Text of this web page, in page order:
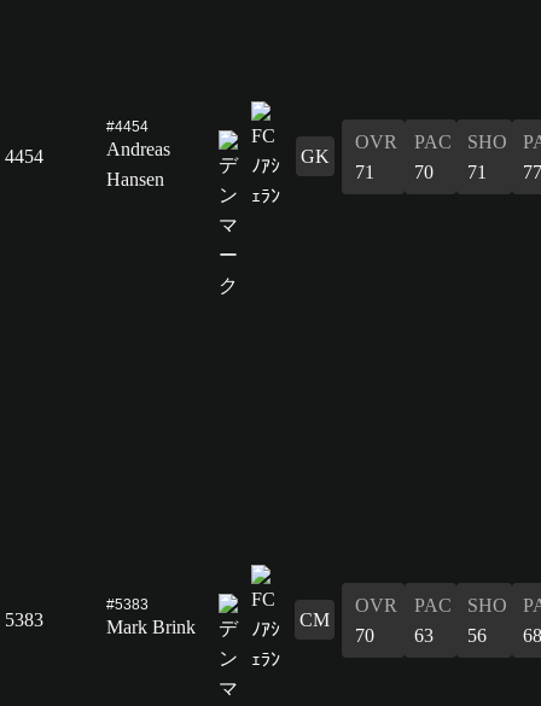
4454
#4454
Andreas
Hansen
GK
OVR
71
PAC
70
SHO
71
77
5383
#5383
Mark Brink CM
OVR
70
PAC
63
SHO
56
68